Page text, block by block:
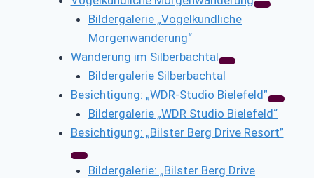
Bildergalerie „Vogelkundliche
Morgenwanderung“
Wanderung im Silberbachtal
Bildergalerie Silberbachtal
Besichtigung: „WDR-Studio Bielefeld”
Bildergalerie „WDR Studio Bielefeld“
Besichtigung: „Bilster Berg Drive Resort”
Bildergalerie: „Bilster Berg Drive